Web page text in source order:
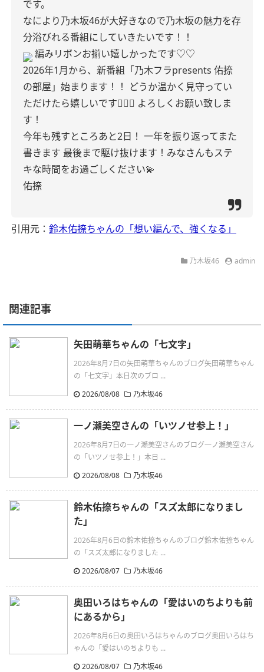
です。
なにより乃木坂46が大好きなので乃木坂の魅力を存
分浴びれる番組にしていきたいです！！
編みリボンお揃い嬉しかったです♡♡
2026年1月から、新番組「乃木フラpresents 佑捺
の部屋」始まります！！ どうか温かく見守ってい
ただけたら嬉しいです🙇🏻‍♀️ よろしくお願い致しま
す！
今年も残すところあと2日！ 一年を振り返ってまた
書きます 最後まで駆け抜けます！みなさんもステ
キな時間をお過ごしください💫
佑捺
引用元： 鈴木佑捺ちゃんの「想い編んで、強くなる」
乃木坂46 admin
関連記事
矢田萌華ちゃんの「七文字」
2026年8月7日の矢田萌華ちゃんのブログ矢田萌華ちゃん
の「七文字」本日次のブロ ...
2026/08/08
乃木坂46
一ノ瀬美空さんの「いツノせ参上！」
2026年8月7日の一ノ瀬美空さんのブログ一ノ瀬美空さん
の「いツノせ参上！」本日 ...
2026/08/08
乃木坂46
鈴木佑捺ちゃんの「スズ太郎になりまし
た」
2026年8月6日の鈴木佑捺ちゃんのブログ鈴木佑捺ちゃん
の「スズ太郎になりました ...
2026/08/07
乃木坂46
奥田いろはちゃんの「愛はいのちよりも前
にあるから」
2026年8月6日の奥田いろはちゃんのブログ奥田いろはち
ゃんの「愛はいのちよりも ...
2026/08/07
乃木坂46